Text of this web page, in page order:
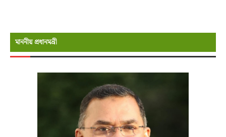
মাননীয় প্রধানমন্রী